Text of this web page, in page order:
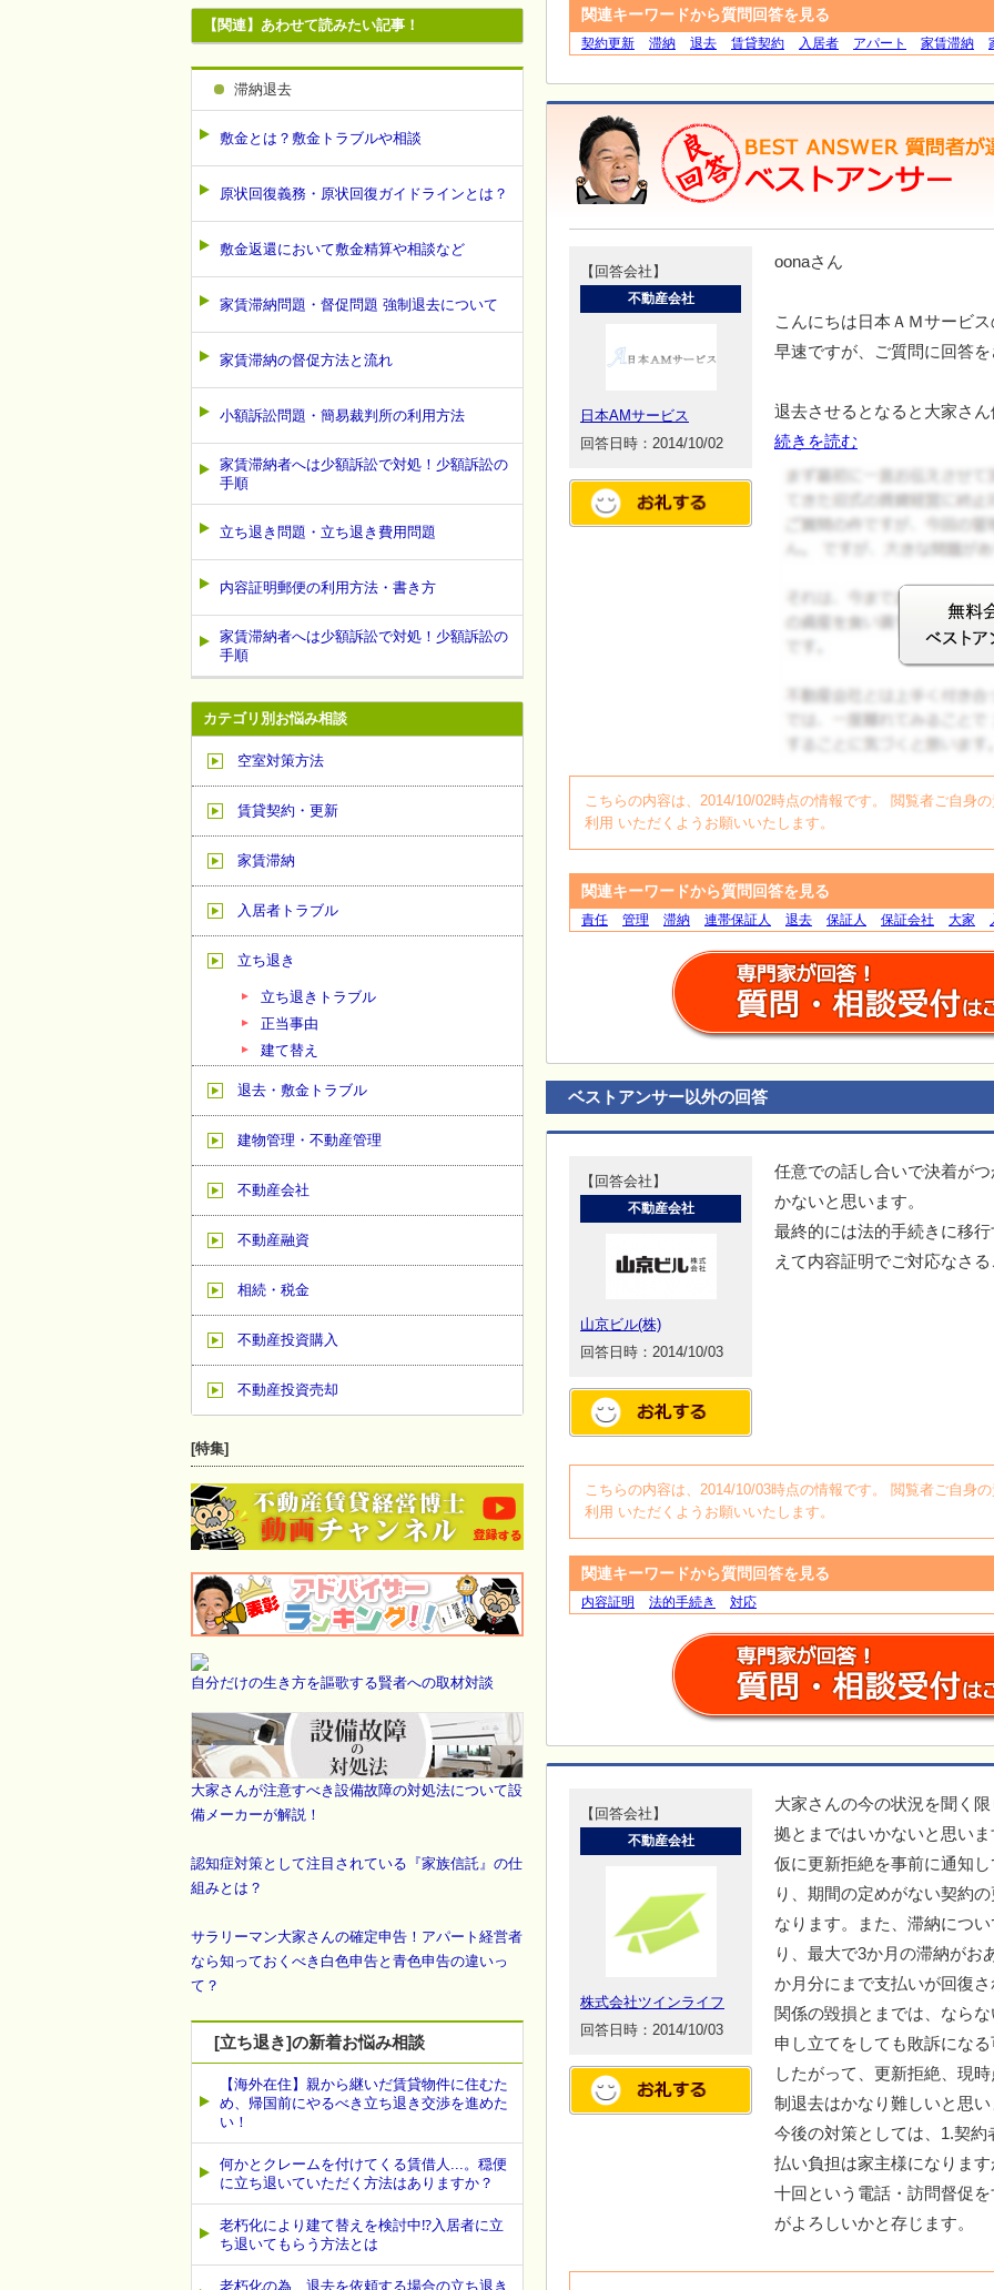
関連キーワードから質問回答を見る
契約更新 滞納 退去 賃貸契約 入居者 アパート 家賃滞納
【回答会社】
不動産会社
日本AMサービス
回答日時：2014/10/02
oonaさん
こんにちは日本ＡＭサービス
早速ですが、ご質問に回答を
退去させるとなると大家さ
続きを読む
ログイン
こちらの内容は、2014/10/02時点の情報です。 閲覧者ご自身
利用 いただくようお願いいたします。
関連キーワードから質問回答を見る
責任 管理 滞納 連帯保証人 退去 保証人 保証会社 大家
ベストアンサー以外の回答
【回答会社】
不動産会社
山京ビル(株)
回答日時：2014/10/03
任意での話し合いで決着が
かないと思います。
最終的には法的手続きに移
えて内容証明でご対応なさ
こちらの内容は、2014/10/03時点の情報です。 閲覧者ご自身
利用 いただくようお願いいたします。
関連キーワードから質問回答を見る
内容証明 法的手続き 対応
【回答会社】
不動産会社
株式会社ツインライフ
回答日時：2014/10/03
大家さんの今の状況を聞く
拠とまではいかないと思いま
仮に更新拒絶を事前に通知
り、期間の定めがない契約の
なります。また、滞納につ
り、最大で3か月の滞納がお
か月分にまで支払いが回復
関係の毀損とまでは、なら
申し立てをしても敗訴にな
したがって、更新拒絶、現
制退去はかなり難しいと思い
今後の対策としては、1.契
払い負担は家主様になりま
十回という電話・訪問督促
がよろしいかと存じます。
【関連】あわせて読みたい記事！
滞納退去
敷金とは？敷金トラブルや相談
原状回復義務・原状回復ガイドラインとは？
敷金返還において敷金精算や相談など
家賃滞納問題・督促問題 強制退去について
家賃滞納の督促方法と流れ
小額訴訟問題・簡易裁判所の利用方法
家賃滞納者へは少額訴訟で対処！少額訴訟の
手順
立ち退き問題・立ち退き費用問題
内容証明郵便の利用方法・書き方
家賃滞納者へは少額訴訟で対処！少額訴訟の
手順
カテゴリ別お悩み相談
空室対策方法
賃貸契約・更新
家賃滞納
入居者トラブル
立ち退き
立ち退きトラブル
正当事由
建て替え
退去・敷金トラブル
建物管理・不動産管理
不動産会社
不動産融資
相続・税金
不動産投資購入
不動産投資売却
[特集]
自分だけの生き方を謳歌する賢者への取材対談
大家さんが注意すべき設備故障の対処法について設
備メーカーが解説！
認知症対策として注目されている『家族信託』の仕
組みとは？
サラリーマン大家さんの確定申告！アパート経営者
なら知っておくべき白色申告と青色申告の違いっ
て？
[立ち退き]の新着お悩み相談
【海外在住】親から継いだ賃貸物件に住むた
め、帰国前にやるべき立ち退き交渉を進めた
い！
何かとクレームを付けてくる賃借人...。穏便
に立ち退いていただく方法はありますか？
老朽化により建て替えを検討中⁉入居者に立
ち退いてもらう方法とは
老朽化の為、退去を依頼する場合の立ち退き